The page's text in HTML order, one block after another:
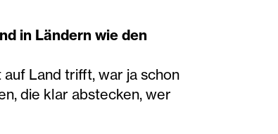
in Ländern wie den
Land trifft, war ja schon
die klar abstecken, wer